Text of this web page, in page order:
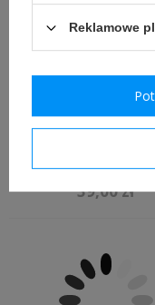
Taśma na rękaw
SS, Der Fuhrer -
39,00 zł
Reklamowe